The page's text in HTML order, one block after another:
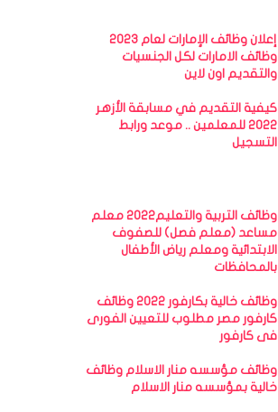
إعلان وظائف الإمارات لعام 2023
وظائف الامارات لكل الجنسيات
والتقديم اون لاين
كيفية التقديم في مسابقة الأزهر
2022 للمعلمين .. موعد ورابط
التسجيل
وظائف التربية والتعليم2022 معلم
مساعد (معلم فصل) للصفوف
الابتدائية ومعلم رياض الأطفال
بالمحافظات
وظائف خالية بكارفور 2022 وظائف
كارفور مصر مطلوب للتعيين الفورى
فى كارفور
وظائف مؤسسه منار الاسلام وظائف
خالية بمؤسسه منار الاسلام